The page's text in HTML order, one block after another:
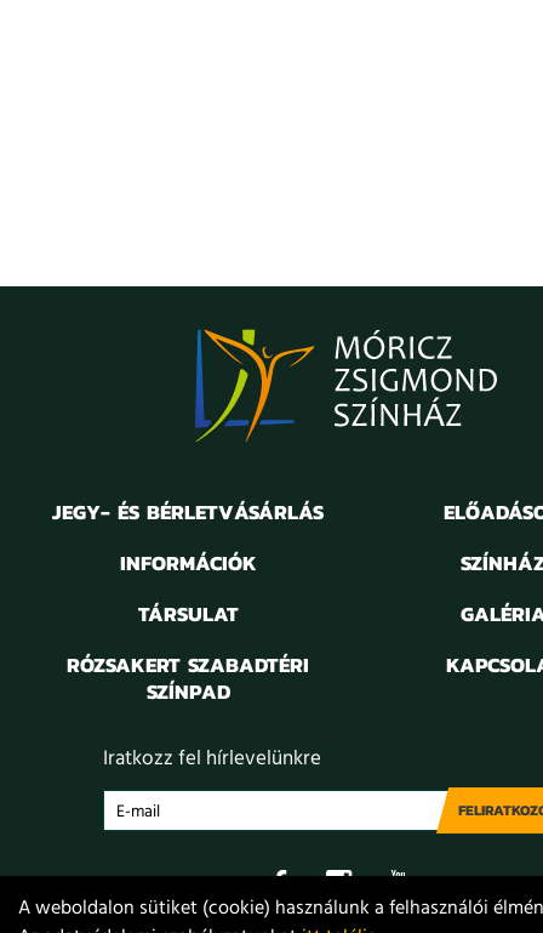
JEGY- ÉS BÉRLETVÁSÁRLÁS
INFORMÁCIÓK
TÁRSULAT
RÓZSAKERT SZABADTÉRI
SZÍNPAD
Iratkozz fel hírlevelünkre
A weboldalon sütiket (cookie) használunk a felhasználói